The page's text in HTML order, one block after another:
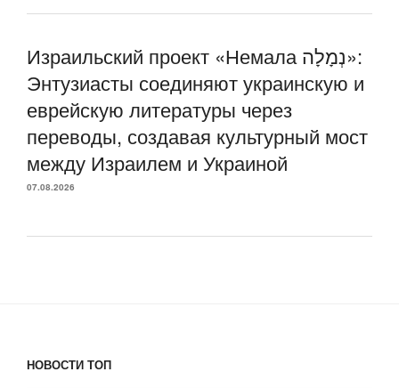
Израильский проект «Немала נְמָלָה»:
Энтузиасты соединяют украинскую и
еврейскую литературы через
переводы, создавая культурный мост
между Израилем и Украиной
07.08.2026
НОВОСТИ ТОП